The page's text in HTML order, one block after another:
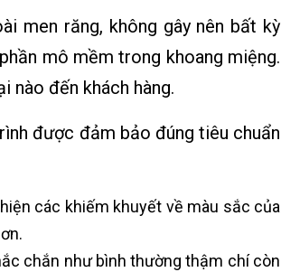
men răng, không gây nên bất kỳ
mô mềm trong khoang miệng.
nào đến khách hàng.
được đảm bảo đúng tiêu chuẩn
các khiếm khuyết về màu sắc của
chắn như bình thường thậm chí còn